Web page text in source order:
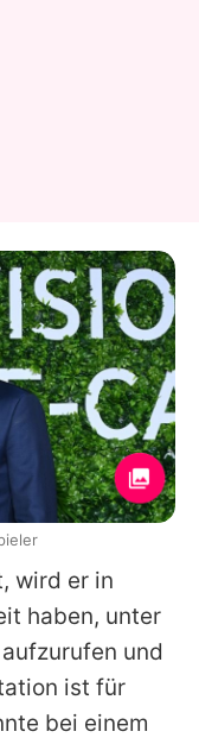
wird er in
haben, unter
und
ist für
bei einem